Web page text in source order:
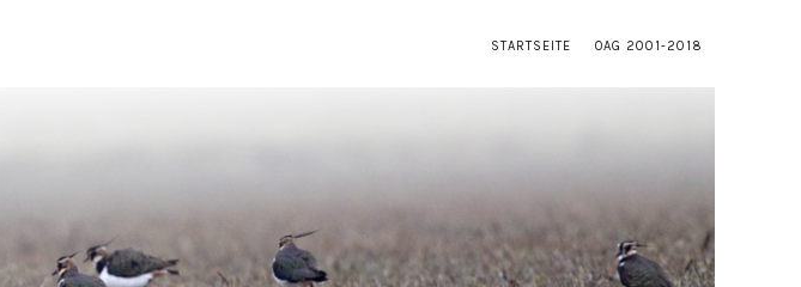
STARTSEITE OAG 2001-2018